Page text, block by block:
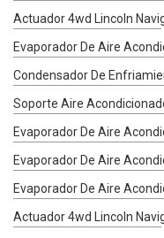
Actuador 4wd Lincoln
Evaporador De Aire
Condensador De
Soporte Aire
Evaporador De Aire
Evaporador De Aire
Evaporador De Aire
Actuador 4wd Lincoln